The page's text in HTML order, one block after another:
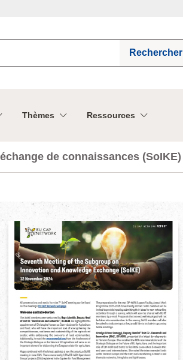
Rechercher
Thèmes Ressources
de connaissances (SoIKE)